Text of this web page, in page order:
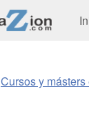
Cursos y